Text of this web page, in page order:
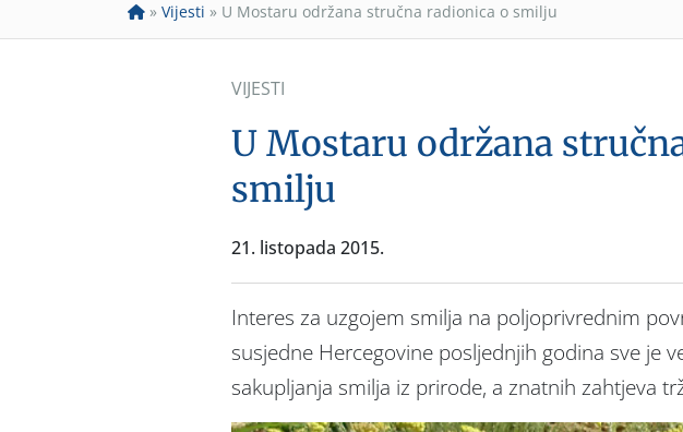
» Vijesti » U Mostaru održana stručna radionica o smilju
VIJESTI
U Mostaru održana
smilju
21. listopada 2015.
Interes za uzgojem smilja na poljoprivrednim
susjedne Hercegovine posljednjih godina sve je
sakupljanja smilja iz prirode, a znatnih zahtjeva